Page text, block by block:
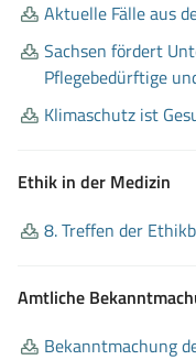
Aktuelle Fälle aus
Sachsen fördert
Pflegebedürftige
Klimaschutz ist
Ethik in der Medizin
8. Treffen der
Amtliche
Bekanntmachung